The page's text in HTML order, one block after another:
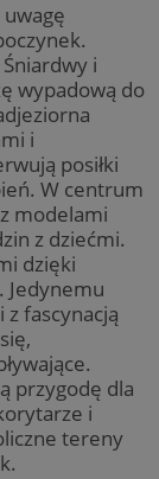
uwagę
i
wypadową do
i
posiłki
W centrum
modelami
z dziećmi.
dzięki
fascynacją
przygodę dla
i
tereny